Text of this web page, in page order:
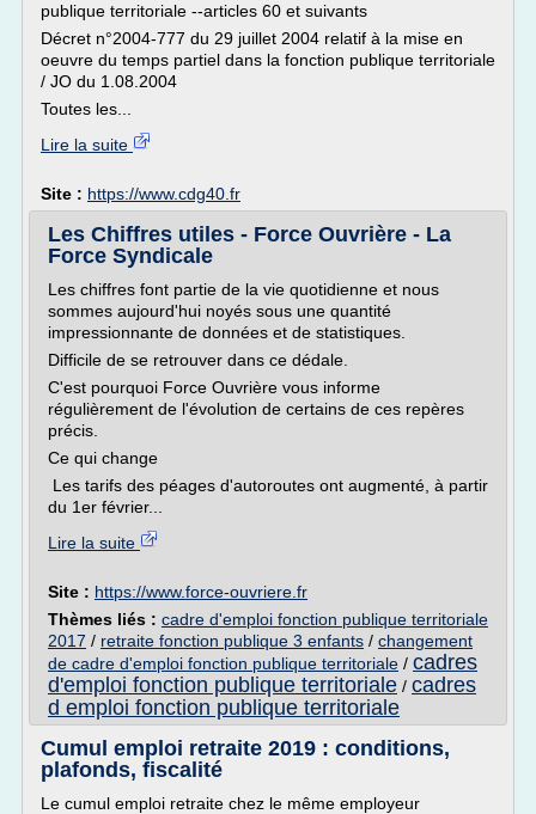
publique territoriale --articles 60 et suivants
Décret n°2004-777 du 29 juillet 2004 relatif à la mise en
oeuvre du temps partiel dans la fonction publique territoriale
/ JO du 1.08.2004
Toutes les...
Lire la suite
Site : https://www.cdg40.fr
Les Chiffres utiles - Force Ouvrière - La
Force Syndicale
Les chiffres font partie de la vie quotidienne et nous
sommes aujourd'hui noyés sous une quantité
impressionnante de données et de statistiques.
Difficile de se retrouver dans ce dédale.
C'est pourquoi Force Ouvrière vous informe
régulièrement de l'évolution de certains de ces repères
précis.
Ce qui change
Les tarifs des péages d'autoroutes ont augmenté, à partir
du 1er février...
Lire la suite
Site : https://www.force-ouvriere.fr
Thèmes liés : cadre d'emploi fonction publique territoriale
2017 / retraite fonction publique 3 enfants / changement
de cadre d'emploi fonction publique territoriale / cadres
d'emploi fonction publique territoriale / cadres
d emploi fonction publique territoriale
Cumul emploi retraite 2019 : conditions,
plafonds, fiscalité
Le cumul emploi retraite chez le même employeur